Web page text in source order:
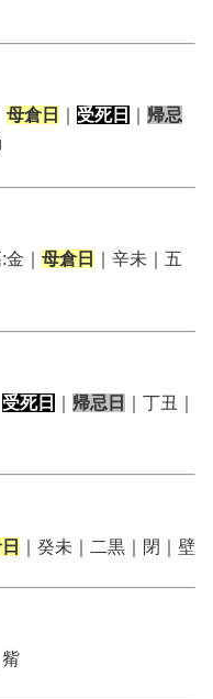
母倉日 受死日
帰忌
金｜ 母倉日
｜辛未｜五
受死日 帰忌日
｜丁丑｜
｜癸未｜二黒｜閉｜壁
觜